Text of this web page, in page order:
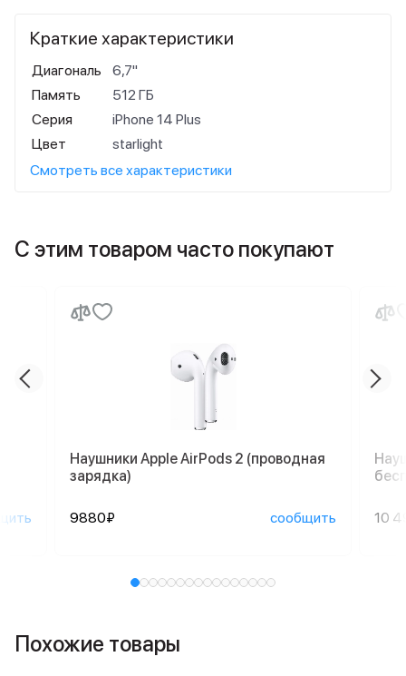
Краткие характеристики
Диагональ
6,7"
Память
512 ГБ
Серия
iPhone 14 Plus
Цвет
starlight
Смотреть все характеристики
С этим товаром часто покупают
Наушники Apple AirPods 2 (проводная
зарядка)
9880₽ сообщить 10
Похожие товары